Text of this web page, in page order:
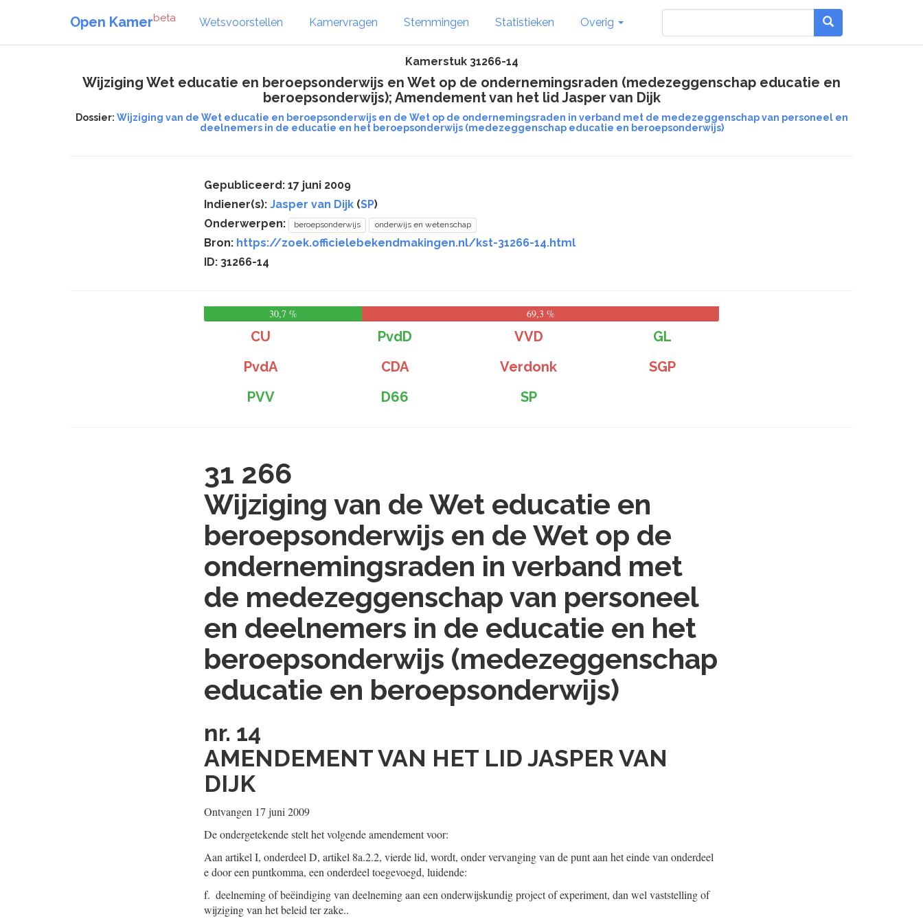
Open Kamerbeta Wetsvoorstellen Kamervragen Stemmingen Statistieken Overig
Kamerstuk 31266-14
Wijziging Wet educatie en beroepsonderwijs en Wet op de ondernemingsraden (medezeggenschap educatie en
beroepsonderwijs); Amendement van het lid Jasper van Dijk
Dossier: Wijziging van de Wet educatie en beroepsonderwijs en de Wet op de ondernemingsraden in verband met de medezeggenschap van personeel en
deelnemers in de educatie en het beroepsonderwijs (medezeggenschap educatie en beroepsonderwijs)
Gepubliceerd: 17 juni 2009
Indiener(s): Jasper van Dijk (SP)
Onderwerpen:
beroepsonderwijs onderwijs en wetenschap
Bron: https://zoek.officielebekendmakingen.nl/kst-31266-14.html
ID: 31266-14
30,7 % 69,3 %
CU PvdD VVD
GL
PvdA
CDA Verdonk
SGP
PVV
D66 SP
31 266
Wijziging van de Wet educatie en
beroepsonderwijs en de Wet op de
ondernemingsraden in verband met
de medezeggenschap van personeel
en deelnemers in de educatie en het
beroepsonderwijs (medezeggenschap
educatie en beroepsonderwijs)
nr. 14
AMENDEMENT VAN HET LID JASPER VAN
DIJK
Ontvangen 17 juni 2009
De ondergetekende stelt het volgende amendement voor:
Aan artikel I, onderdeel D, artikel 8a.2.2, vierde lid, wordt, onder vervanging van de punt aan het einde van onderdeel
e door een puntkomma, een onderdeel toegevoegd, luidende:
f. deelneming of beëindiging van deelneming aan een onderwijskundig project of experiment, dan wel vaststelling of
wijziging van het beleid ter zake..